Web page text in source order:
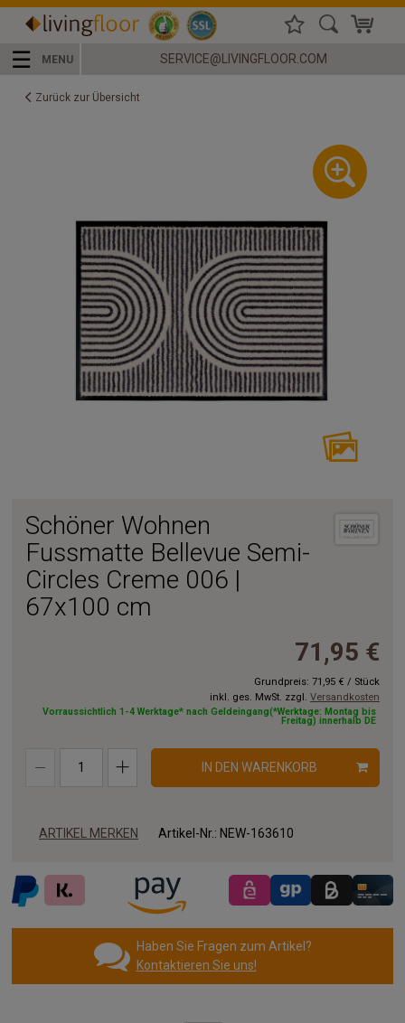
☰ MENU SERVICE@LIVINGFLOOR.COM
Zurück zur Übersicht
Schöner Wohnen
Fussmatte Bellevue Semi-
Circles Creme 006 |
67x100 cm
71,95 €
Grundpreis: 71,95 € / Stück
inkl. ges. MwSt. zzgl. Versandkosten
Vorraussichtlich 1-4 Werktage* nach Geldeingang(*Werktage: Montag bis
Freitag) innerhalb DE
IN DEN WARENKORB
ARTIKEL MERKEN Artikel-Nr.: NEW-163610
Haben Sie Fragen zum Artikel?
Kontaktieren Sie uns!